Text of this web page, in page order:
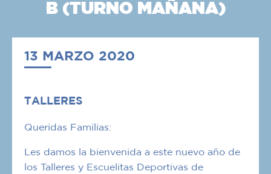
B (TURNO MAÑANA)
13 MARZO 2020
TALLERES
Queridas Familias:
Les damos la bienvenida a este nuevo año de
los Talleres y Escuelitas Deportivas de